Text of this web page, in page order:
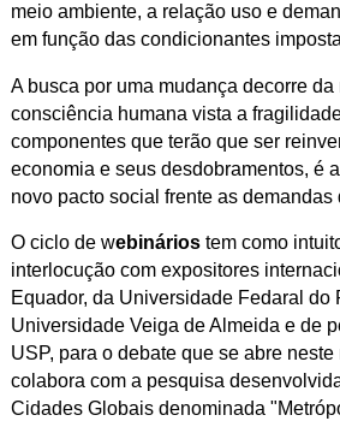
meio ambiente, a relação uso e
em função das condicionantes
A busca por uma mudança decorre da
consciência humana vista a
componentes que terão que ser
economia e seus desdobramentos, é
novo pacto social frente as demandas
O ciclo de webinários tem como
interlocução com expositores
Equador, da Universidade Fedaral do
Universidade Veiga de Almeida e de
USP, para o debate que se abre
colabora com a pesquisa
Cidades Globais denominada